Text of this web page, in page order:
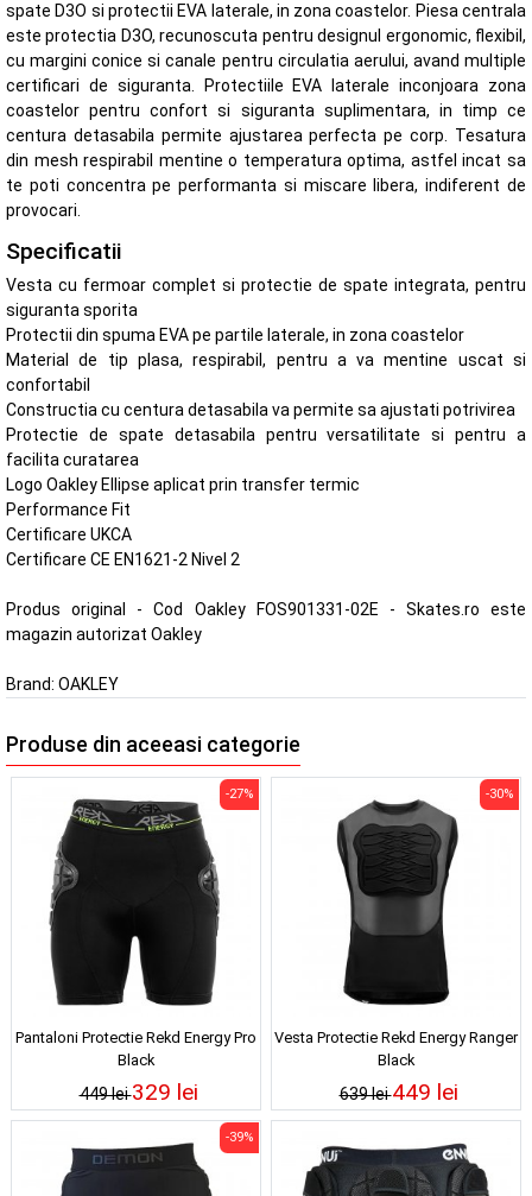
spate D3O si protectii EVA laterale, in zona coastelor. Piesa centrala
este protectia D3O, recunoscuta pentru designul ergonomic, flexibil,
cu margini conice si canale pentru circulatia aerului, avand multiple
certificari de siguranta. Protectiile EVA laterale inconjoara zona
coastelor pentru confort si siguranta suplimentara, in timp ce
centura detasabila permite ajustarea perfecta pe corp. Tesatura
din mesh respirabil mentine o temperatura optima, astfel incat sa
te poti concentra pe performanta si miscare libera, indiferent de
provocari.
Specificatii
Vesta cu fermoar complet si protectie de spate integrata, pentru
siguranta sporita
Protectii din spuma EVA pe partile laterale, in zona coastelor
Material de tip plasa, respirabil, pentru a va mentine uscat si
confortabil
Constructia cu centura detasabila va permite sa ajustati potrivirea
Protectie de spate detasabila pentru versatilitate si pentru a
facilita curatarea
Logo Oakley Ellipse aplicat prin transfer termic
Performance Fit
Certificare UKCA
Certificare CE EN1621-2 Nivel 2
Produs original - Cod Oakley FOS901331-02E - Skates.ro este
magazin autorizat Oakley
Brand: OAKLEY
Produse din aceeasi categorie
Pantaloni Protectie Rekd Energy Pro
Black
449 lei
-27%
329 lei
Vesta Protectie Rekd Energy Ranger
Black
639 lei
-30%
449 lei
-39%